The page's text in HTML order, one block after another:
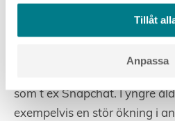
Tillåt
Anpassa
röra på sig från ett socialt
vi exempelvis kan se i fallet
användning på Facebook i
som t ex Snapchat. I yngre
exempelvis en stör ökning i